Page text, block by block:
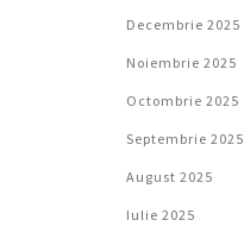
Decembrie 2025
Noiembrie 2025
Octombrie 2025
Septembrie 2025
August 2025
Iulie 2025